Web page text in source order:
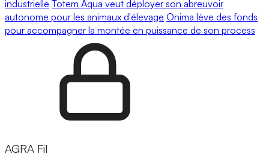
industrielle Totem Aqua veut déployer son abreuvoir
autonome pour les animaux d'élevage Onima lève des fonds
pour accompagner la montée en puissance de son process
AGRA Fil